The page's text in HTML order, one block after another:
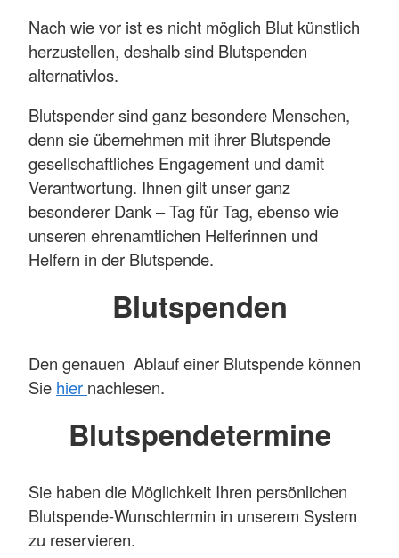
Nach wie vor ist es nicht möglich Blut künstlich
herzustellen, deshalb sind Blutspenden
alternativlos.
Blutspender sind ganz besondere Menschen,
denn sie übernehmen mit ihrer Blutspende
gesellschaftliches Engagement und damit
Verantwortung. Ihnen gilt unser ganz
besonderer Dank – Tag für Tag, ebenso wie
unseren ehrenamtlichen Helferinnen und
Helfern in der Blutspende.
Blutspenden
Den genauen Ablauf einer Blutspende können
Sie hier nachlesen.
Blutspendetermine
Sie haben die Möglichkeit Ihren persönlichen
Blutspende-Wunschtermin in unserem System
zu reservieren.